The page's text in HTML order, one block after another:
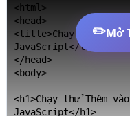
<html>
<head>
<title>Chạy thử
JavaScript</title>
</head>
<body>
<h1>Chạy thử Thêm
JavaScript</h1>
✏️Mở